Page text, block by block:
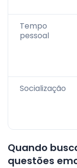
Tempo
pessoal
Socialização
Quando
questões